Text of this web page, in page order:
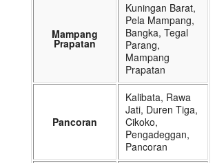
Mampang
Prapatan
Kuningan Barat,
Pela Mampang,
Bangka, Tegal
Parang,
Mampang
Prapatan
Pancoran
Kalibata, Rawa
Jati, Duren Tiga,
Cikoko,
Pengadeggan,
Pancoran